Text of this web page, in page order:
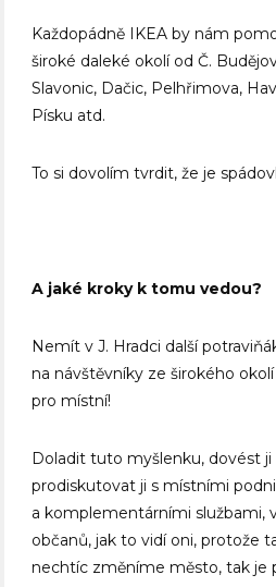
Každopádně IKEA by nám
široké daleké okolí od Č.
Slavonic, Dačic, Pelhřimova,
Písku atd.
To si dovolím tvrdit, že je
A jaké kroky k tomu vedou?
Nemít v J. Hradci další
na návštěvníky ze širokého
pro místní!
Doladit tuto myšlenku, dovést
prodiskutovat ji s místními
a komplementárními službami,
občanů, jak to vidí oni, protože
nechtíc změníme město, tak je